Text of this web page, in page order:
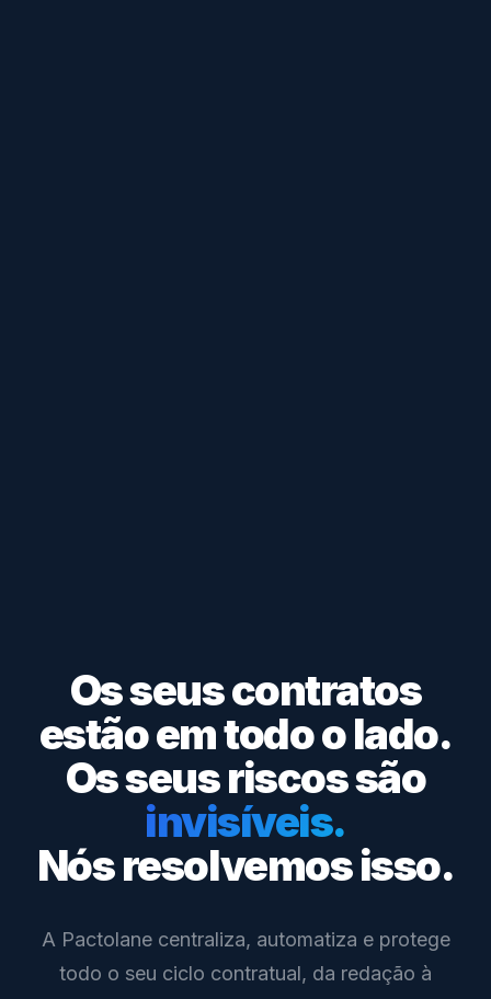
Os seus contratos
estão em todo o lado.
Os seus riscos são
invisíveis.
Nós resolvemos isso.
A Pactolane centraliza, automatiza e protege
todo o seu ciclo contratual, da redação à